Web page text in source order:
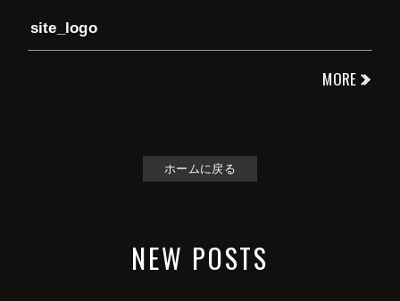
site_logo
MORE
ホームに戻る
NEW POSTS